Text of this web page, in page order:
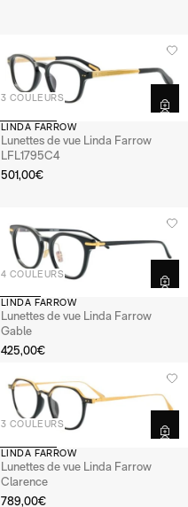
3 COULEURS
LINDA FARROW
Lunettes de vue Linda Farrow
LFL1795C4
501,00€
4 COULEURS
LINDA FARROW
Lunettes de vue Linda Farrow
Gable
425,00€
3 COULEURS
LINDA FARROW
Lunettes de vue Linda Farrow
Clarence
789,00€